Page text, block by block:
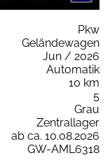
Pkw
Geländewagen
Jun / 2026
Automatik
10 km
5
Grau
Zentrallager
ab ca. 10.08.2026
GW-AML6318